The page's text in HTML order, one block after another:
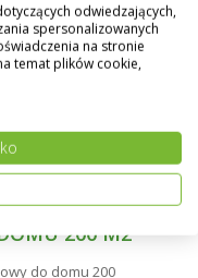
200 M2
do domu 200
odwiedzających,
spersonalizowanych
na stronie
temat plików cookie,